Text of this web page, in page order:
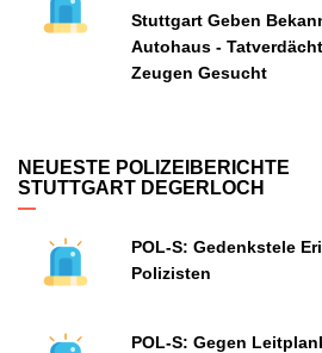
Stuttgart Geben
Autohaus -
Zeugen Gesucht
NEUESTE POLIZEIBERICHTE
STUTTGART DEGERLOCH
POL-S: Gedenkstele
Polizisten
POL-S: Gegen